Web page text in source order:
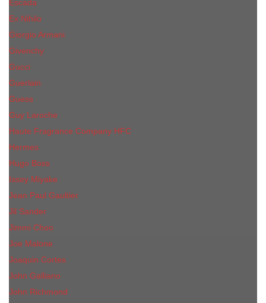
Escada
Ex Nihilo
Giorgio Armani
Givenchy
Gucci
Guerlain
Guess
Guy Laroche
Haute Fragrance Company HFC
Hermes
Hugo Boss
Issey Miyake
Jean Paul Gaultier
Jil Sander
Jimmi Choo
Jое Malоnе
Joaquin Cortes
John Galliano
John Richmond